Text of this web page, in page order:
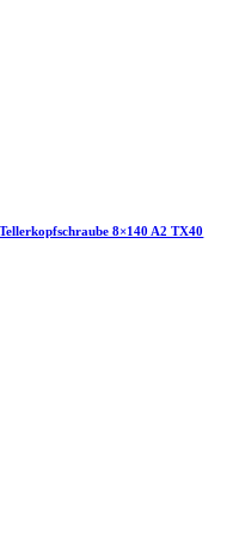
Tellerkopfschraube 8×140 A2 TX40